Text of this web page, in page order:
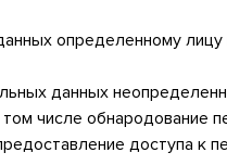
определенному
данных
числе обнародование
доступа к